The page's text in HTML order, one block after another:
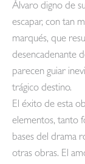
Álvaro digno de
escapar, con tan
marqués, que
desencadenante
parecen guiar
trágico destino.
El éxito de esta
elementos, tanto
bases del drama
otras obras. El